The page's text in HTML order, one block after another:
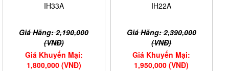
IH33A
Giá Hãng: 2,190,000
(VNĐ)
Giá Khuyến Mại:
1,800,000 (VNĐ)
IH22A
Giá Hãng: 2,390,000
(VNĐ)
Giá Khuyến Mại:
1,950,000 (VNĐ)